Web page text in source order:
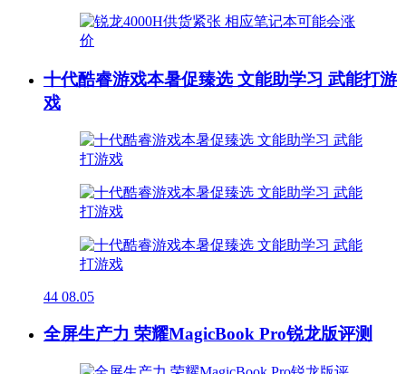
十代酷睿游戏本暑促臻选 文能助学习 武能打游
戏
44 08.05
全屏生产力 荣耀MagicBook Pro锐龙版评测